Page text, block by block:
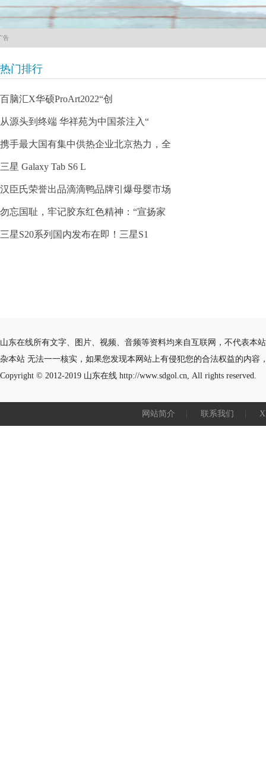
告
热门排行
百脑汇X华硕ProArt2022“创
从源头到终端 华祥苑为中国茶注入“
携手最大国有集中供热企业北京热力，全
三星 Galaxy Tab S6 L
汉臣氏荣誉出品滴滴鸭品牌引爆母婴市场
勿忘国耻，牢记胶东红色精神：“宣扬家
三星S20系列国内发布在即！三星S1
山东在线所有文字、图片、视频、音频等资料均来自互联网，不代表本
杂本站 无法一一核实，如果您发现本网站上有侵犯您的合法权益的内容
Copyright © 2012-2019 山东在线 http://www.sdgol.cn, All rights reserved.
网站简介 联系我们